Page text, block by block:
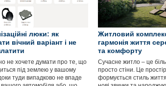
люки: як
вічний варіант і не
не хочете думати про те, що
під землею у вашому
туди випадково не впаде
Житловий
гармонія життя
та комфорту
Сучасне житло – це
просто стіни. Це
формується стиль